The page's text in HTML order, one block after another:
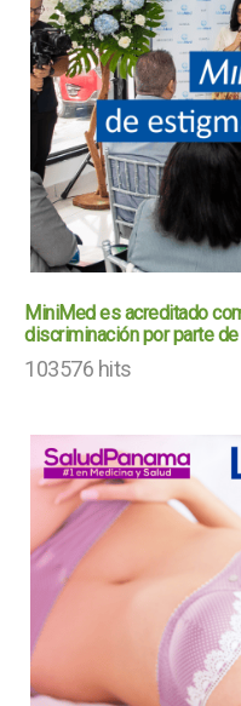
MiniMed es acreditado
discriminación por parte
103576 hits